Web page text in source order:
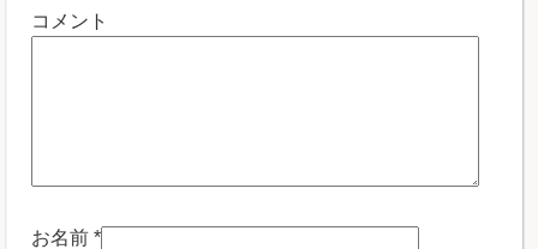
コメント
お名前 *